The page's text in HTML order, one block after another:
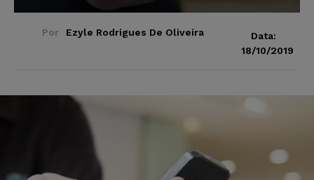
Por Ezyle Rodrigues De Oliveira
Data:
18/10/2019